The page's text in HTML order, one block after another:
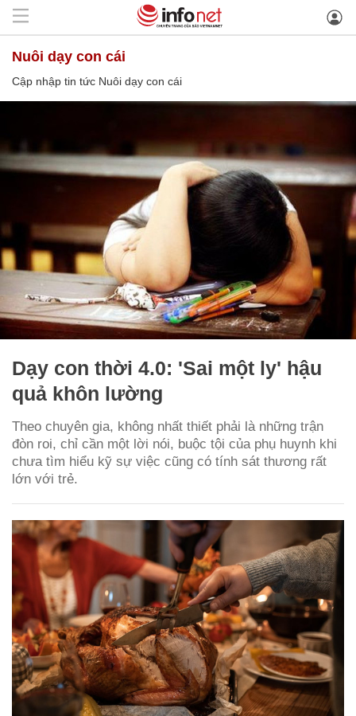
Nuôi dạy con cái
Cập nhập tin tức Nuôi dạy con cái
Dạy con thời 4.0: 'Sai một ly' hậu
quả khôn lường
Theo chuyên gia, không nhất thiết phải là những trận
đòn roi, chỉ cần một lời nói, buộc tội của phụ huynh khi
chưa tìm hiểu kỹ sự việc cũng có tính sát thương rất
lớn với trẻ.